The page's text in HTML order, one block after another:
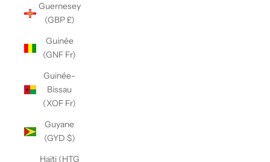
Guernesey
(GBP £)
Guinée
(GNF Fr)
Guinée-
Bissau
(XOF Fr)
Guyane
(GYD $)
Haïti (HTG